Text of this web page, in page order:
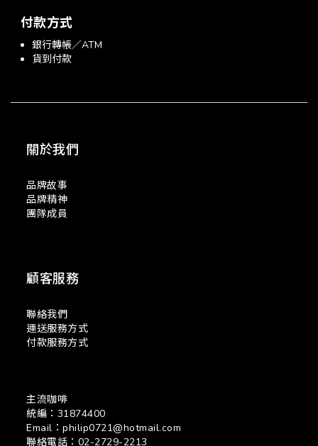
付款方式
銀行轉帳／ATM
貨到付款
關於我們
品牌故事
品牌精神
團隊成員
顧客服務
聯絡我們
運送服務方式
付款服務方式
主流咖啡
統編：31874400
Email：philip0721@hotmail.com
聯絡電話：02-2729-2213